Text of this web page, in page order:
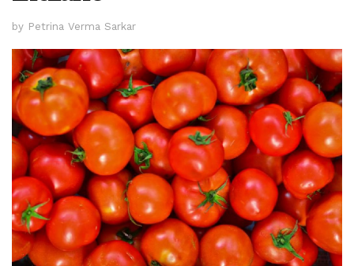
by Petrina Verma Sarkar